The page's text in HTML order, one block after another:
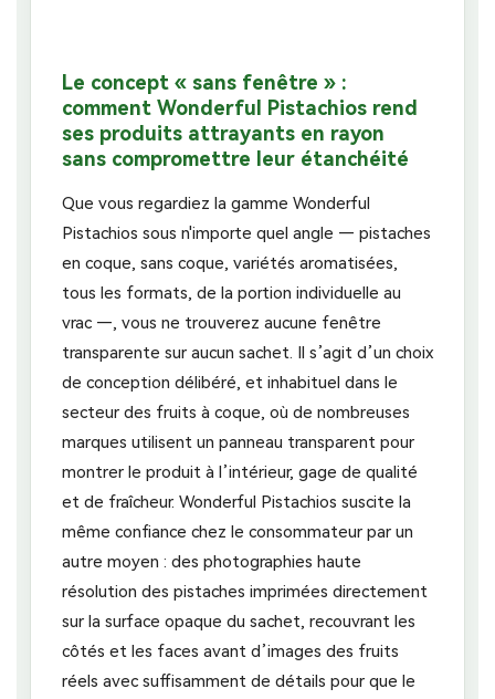
Le concept « sans fenêtre » :
comment Wonderful Pistachios rend
ses produits attrayants en rayon
sans compromettre leur étanchéité
Que vous regardiez la gamme Wonderful
Pistachios sous n'importe quel angle — pistaches
en coque, sans coque, variétés aromatisées,
tous les formats, de la portion individuelle au
vrac —, vous ne trouverez aucune fenêtre
transparente sur aucun sachet. Il s’agit d’un choix
de conception délibéré, et inhabituel dans le
secteur des fruits à coque, où de nombreuses
marques utilisent un panneau transparent pour
montrer le produit à l’intérieur, gage de qualité
et de fraîcheur. Wonderful Pistachios suscite la
même confiance chez le consommateur par un
autre moyen : des photographies haute
résolution des pistaches imprimées directement
sur la surface opaque du sachet, recouvrant les
côtés et les faces avant d’images des fruits
réels avec suffisamment de détails pour que le